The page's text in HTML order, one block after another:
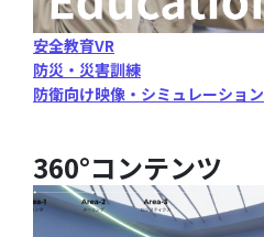
安全教育VR
防災・災害訓練
防衛向け映像・シミュレーション
360°コンテンツ